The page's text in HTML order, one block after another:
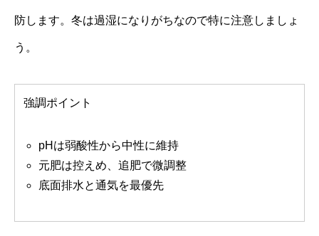
防します。冬は過湿になりがちなので特に注意しましょ
う。
強調ポイント
pHは弱酸性から中性に維持
元肥は控えめ、追肥で微調整
底面排水と通気を最優先